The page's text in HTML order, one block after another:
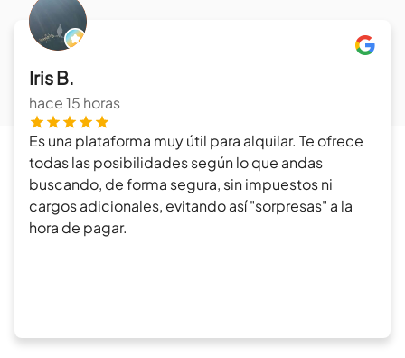
Iris B.
hace 15 horas
Es una plataforma muy útil para alquilar. Te ofrece
todas las posibilidades según lo que andas
buscando, de forma segura, sin impuestos ni
cargos adicionales, evitando así "sorpresas" a la
hora de pagar.